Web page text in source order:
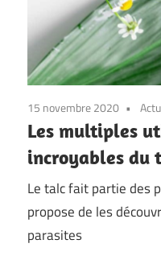
15 novembre 2020
Les multiples
incroyables du
Le talc fait partie des
propose de les
parasites